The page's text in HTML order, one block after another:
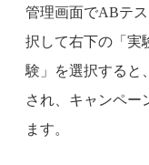
管理画面でABテ
択して右下の「実
験」を選択すると
され、キャンペー
ます。